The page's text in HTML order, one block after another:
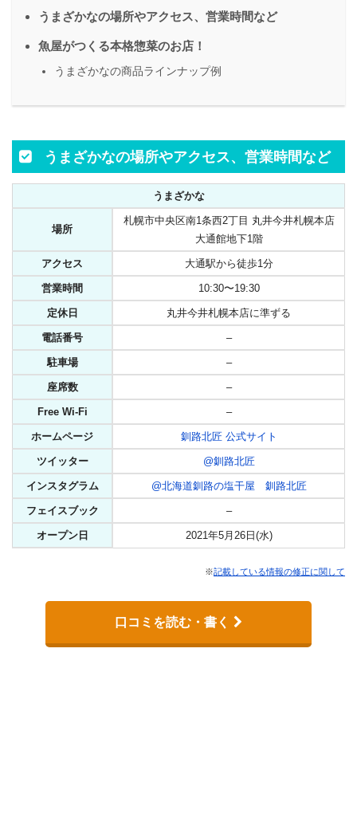
うまざかなの場所やアクセス、営業時間など
魚屋がつくる本格惣菜のお店！
うまざかなの商品ラインナップ例
うまざかなの場所やアクセス、営業時間など
うまざかな
場所
札幌市中央区南1条西2丁目 丸井今井札幌本店
大通館地下1階
アクセス 大通駅から徒歩1分
営業時間 10:30〜19:30
定休日 丸井今井札幌本店に準ずる
電話番号 –
駐車場 –
座席数 –
Free Wi-Fi –
ホームページ 釧路北匠 公式サイト
ツイッター @釧路北匠
インスタグラム @北海道釧路の塩干屋 釧路北匠
フェイスブック –
オープン日 2021年5月26日(水)
※記載している情報の修正に関して
口コミを読む・書く